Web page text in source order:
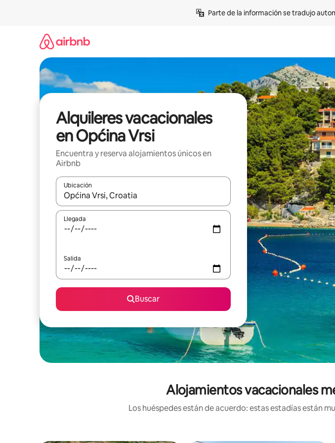
Parte de la información se tradujo
Alquileres vacacionales
en Općina Vrsi
Encuentra y reserva alojamientos únicos en
Airbnb
Ubicación
Cuando los resultados estén disponibles, navega con las teclas de flecha hacia
Llegada
Salida
Buscar
Alojamientos vacacionales
Los huéspedes están de acuerdo: estas estadías están